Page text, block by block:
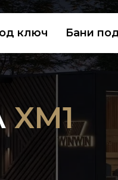
Бани под ключ